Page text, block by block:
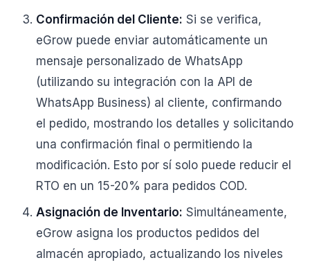
Confirmación del Cliente: Si se verifica,
eGrow puede enviar automáticamente un
mensaje personalizado de WhatsApp
(utilizando su integración con la API de
WhatsApp Business) al cliente, confirmando
el pedido, mostrando los detalles y solicitando
una confirmación final o permitiendo la
modificación. Esto por sí solo puede reducir el
RTO en un 15-20% para pedidos COD.
Asignación de Inventario: Simultáneamente,
eGrow asigna los productos pedidos del
almacén apropiado, actualizando los niveles